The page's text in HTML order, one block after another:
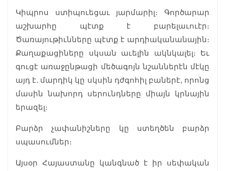
Կիպրոս ստիպուեցաւ յարմարիլ։ Գործարար
աշխարհը պէտք է բարելաւուէր։
Ծառայութիւնները պէտք է արդիականանային։
Քաղաքացիները սկսան աւելին ակնկալել։ Եւ
գուցէ առաջընթացի մեծագոյն նշաններէն մէկը
այդ է. մարդիկ կը սկսին դժգոհիլ բաներէ, որոնց
մասին նախորդ սերունդները միայն կրնային
երազել։
Բարձր չափանիշները կը ստեղծեն բարձր
սպասումներ։
Այսօր Հայաստանը կանգնած է իր սեփական